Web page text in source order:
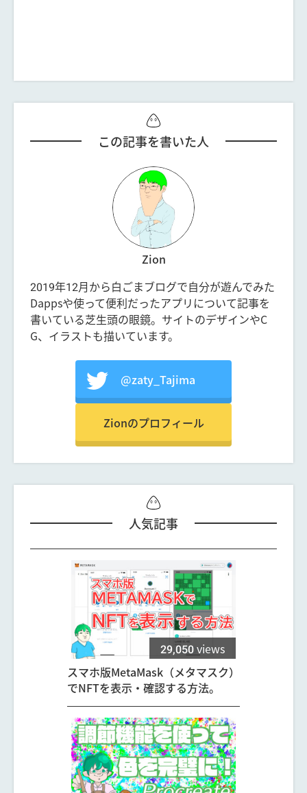
この記事を書いた人
Zion
2019年12月から白ごまブログで自分が遊んでみた
Dappsや使って便利だったアプリについて記事を
書いている芝生頭の眼鏡。サイトのデザインやC
G、イラストも描いています。
@zaty_Tajima
Zionのプロフィール
人気記事
29,050views
スマホ版MetaMask（メタマスク）
でNFTを表示・確認する方法。